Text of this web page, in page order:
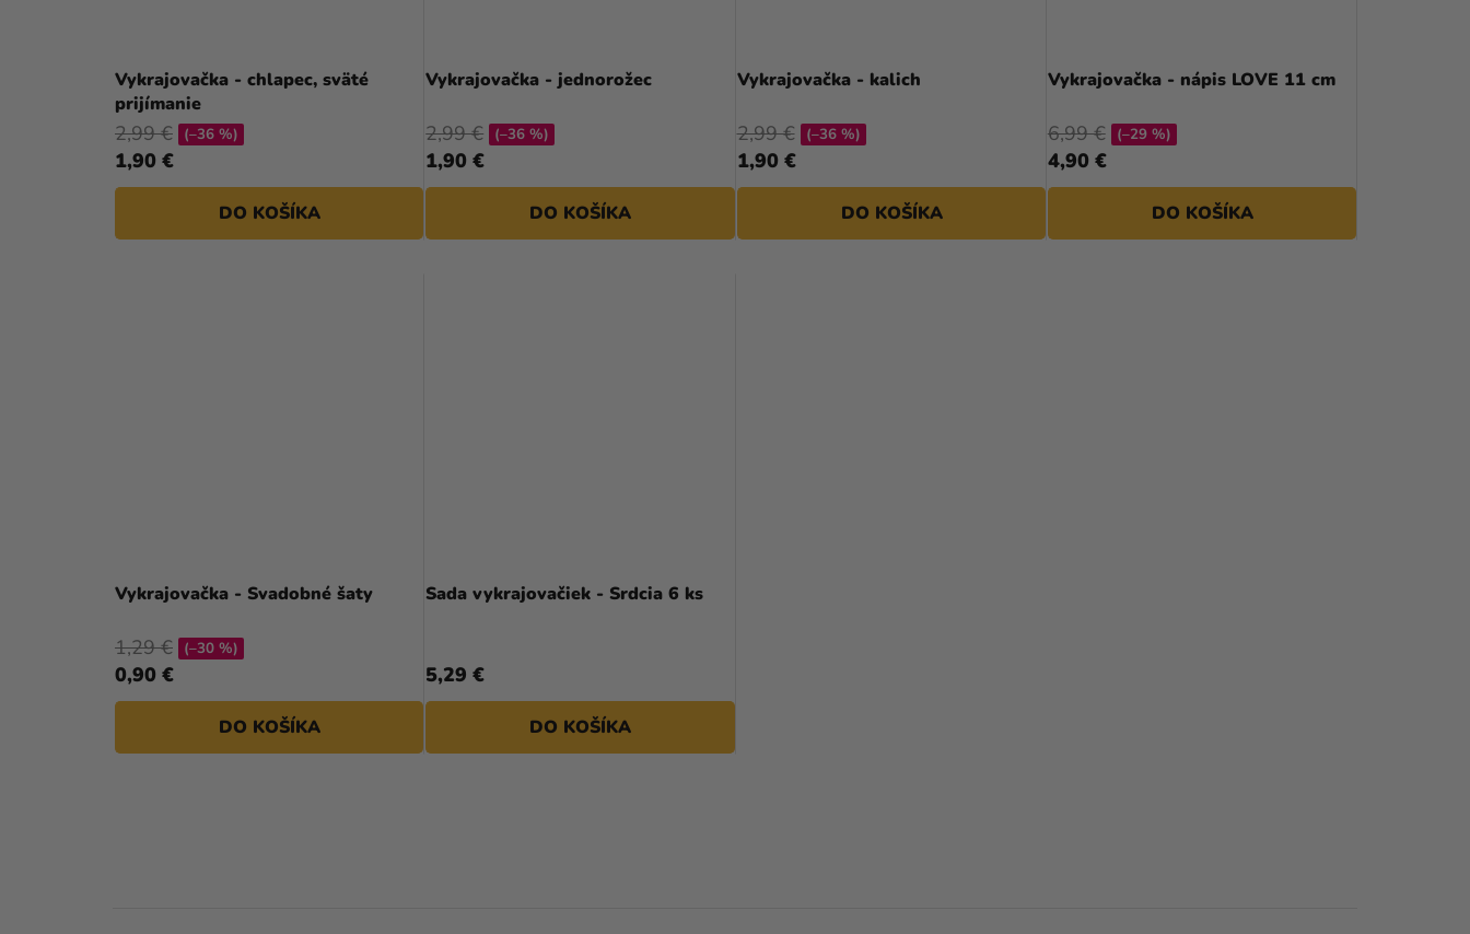
Vykrajovačka - chlapec, sväté
prijímanie
1,90 €
2,99 € (–36 %)
DO KOŠÍKA
Vykrajovačka - jednorožec
1,90 €
2,99 € (–36 %)
DO KOŠÍKA
Vykrajovačka - kalich
1,90 €
2,99 € (–36 %)
DO KOŠÍKA
Vykrajovačka - nápis LOVE 11 cm
4,90 €
6,99 € (–29 %)
DO KOŠÍKA
Vykrajovačka - Svadobné šaty
0,90 €
1,29 € (–30 %)
DO KOŠÍKA
Sada vykrajovačiek - Srdcia 6 ks
5,29 €
DO KOŠÍKA